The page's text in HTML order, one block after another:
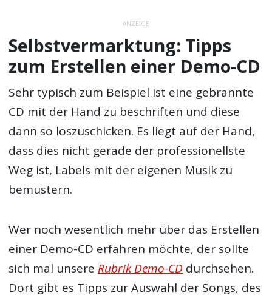
ANZEIGE
Selbstvermarktung: Tipps
zum Erstellen einer Demo-CD
Sehr typisch zum Beispiel ist eine gebrannte
CD mit der Hand zu beschriften und diese
dann so loszuschicken. Es liegt auf der Hand,
dass dies nicht gerade der professionellste
Weg ist, Labels mit der eigenen Musik zu
bemustern.
Wer noch wesentlich mehr über das Erstellen
einer Demo-CD erfahren möchte, der sollte
sich mal unsere Rubrik Demo-CD durchsehen.
Dort gibt es Tipps zur Auswahl der Songs, des